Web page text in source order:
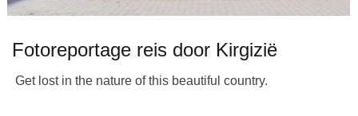
Fotoreportage reis door Kirgizië
Get lost in the nature of this beautiful country.